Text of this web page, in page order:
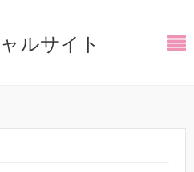
ルサイト